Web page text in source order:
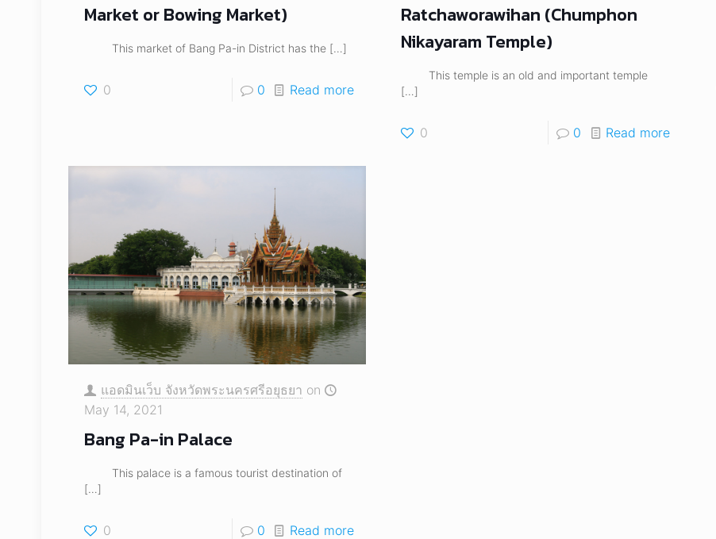
Market or Bowing Market)
This market of Bang Pa-in District has the[…]
0 0 Read more
Ratchaworawihan (Chumphon
Nikayaram Temple)
This temple is an old and important temple
[…]
0 0 Read more
แอดมินเว็บ จังหวัดพระนครศรีอยุธยา on
May 14, 2021
Bang Pa-in Palace
This palace is a famous tourist destination of
[…]
0 0 Read more